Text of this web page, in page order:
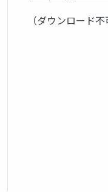
（ダウンロード不